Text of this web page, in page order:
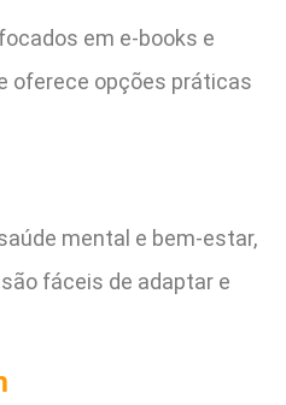
em e-books e
oferece opções práticas
mental e bem-estar,
fáceis de adaptar e